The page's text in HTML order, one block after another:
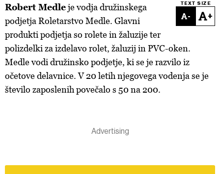
TEXT SIZE
- +
Robert Medleje vodja družinskega
podjetja Roletarstvo Medle. Glavni
produkti podjetja so rolete in žaluzije ter
polizdelki za izdelavo rolet, žaluzij in PVC-oken.
Medle vodi družinsko podjetje, ki se je razvilo iz
očetove delavnice. V 20 letih njegovega vodenja se je
število zaposlenih povečalo s 50 na 200.